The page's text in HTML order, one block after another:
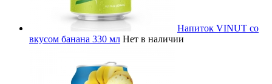
Напиток VINUT со
вкусом банана 330 мл Нет в наличии